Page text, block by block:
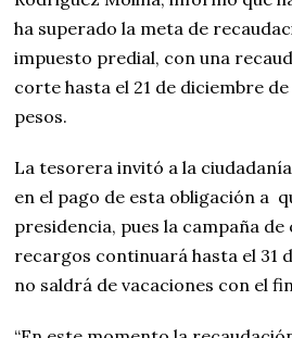
ha superado la meta de
impuesto predial, con una
corte hasta el 21 de diciembre
pesos.
La tesorera invitó a la
en el pago de esta obligación a
presidencia, pues la campaña
recargos continuará hasta el 31
no saldrá de vacaciones con el